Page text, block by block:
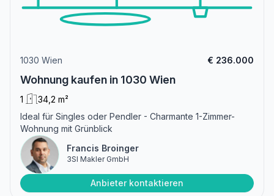
1030 Wien € 236.000
Wohnung kaufen in 1030 Wien
1
34,2 m²
Ideal für Singles oder Pendler - Charmante 1-Zimmer-
Wohnung mit Grünblick
Francis Broinger
3SI Makler GmbH
Anbieter kontaktieren